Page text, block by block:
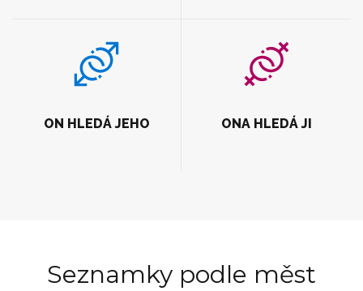
ON HLEDÁ JEHO ONA HLEDÁ JI
Seznamky podle měst